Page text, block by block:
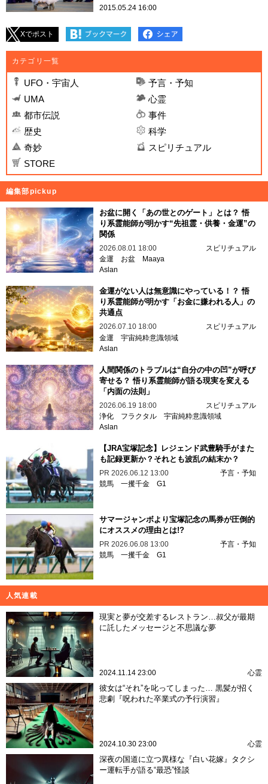
2015.05.24 16:00
Xでポスト
カテゴリ一覧
UFO・宇宙人
予言・予知
UMA
心霊
都市伝説
事件
歴史
科学
奇妙
スピリチュアル
STORE
編集部pickup
お盆に開く「あの世とのゲート」とは？ 悟
り系霊能師が明かす“先祖霊・供養・金運”の
関係
2026.08.01 18:00
スピリチュアル
金運
お盆
Maaya
Aslan
金運がない人は無意識にやっている！？ 悟
り系霊能師が明かす「お金に嫌われる人」の
共通点
2026.07.10 18:00
スピリチュアル
金運 宇宙純粋意識領域
Aslan
人間関係のトラブルは“自分の中の凹”が呼び
寄せる？ 悟り系霊能師が語る現実を変える
「内面の法則」
2026.06.19 18:00
スピリチュアル
浄化
フラクタル 宇宙純粋意識領域
Aslan
【JRA宝塚記念】レジェンド武豊騎手がまた
も記録更新か？それとも波乱の結末か？
PR 2026.06.12 13:00
予言・予知
競馬 一攫千金 G1
サマージャンボより宝塚記念の馬券が圧倒的
にオススメの理由とは!?
PR 2026.06.08 13:00
予言・予知
競馬 一攫千金 G1
人気連載
現実と夢が交差するレストラン…叔父が最期
に託したメッセージと不思議な夢
2024.11.14 23:00 心霊
彼女は“それ”を叱ってしまった… 黒髪が招く
悲劇『呪われた卒業式の予行演習』
2024.10.30 23:00 心霊
深夜の国道に立つ異様な『白い花嫁』タクシ
ー運転手が語る“最恐”怪談